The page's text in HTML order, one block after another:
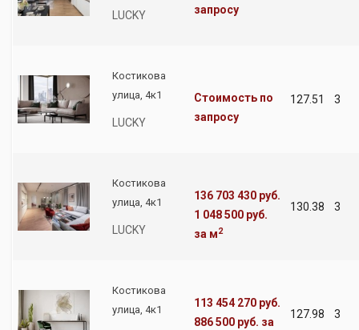
LUCKY
запросу
Костикова
улица, 4к1
LUCKY
Стоимость по
запросу
127.51 3
Костикова
улица, 4к1
LUCKY
136 703 430 руб.
1 048 500 руб.
за м2
130.38 3
Костикова
улица, 4к1
113 454 270 руб.
886 500 руб. за
127.98 3